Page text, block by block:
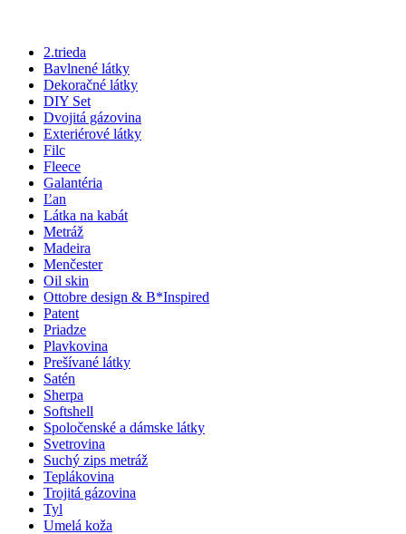
2.trieda
Bavlnené látky
Dekoračné látky
DIY Set
Dvojitá gázovina
Exteriérové látky
Filc
Fleece
Galantéria
Ľan
Látka na kabát
Metráž
Madeira
Menčester
Oil skin
Ottobre design & B*Inspired
Patent
Priadze
Plavkovina
Prešívané látky
Satén
Sherpa
Softshell
Spoločenské a dámske látky
Svetrovina
Suchý zips metráž
Teplákovina
Trojitá gázovina
Tyl
Umelá koža